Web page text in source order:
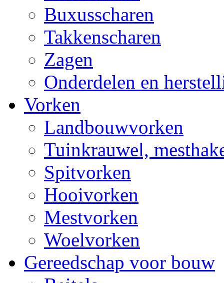
Buxusscharen
Takkenscharen
Zagen
Onderdelen en
Vorken
Landbouwvorken
Tuinkrauwel,
Spitvorken
Hooivorken
Mestvorken
Woelvorken
Gereedschap voor bouw